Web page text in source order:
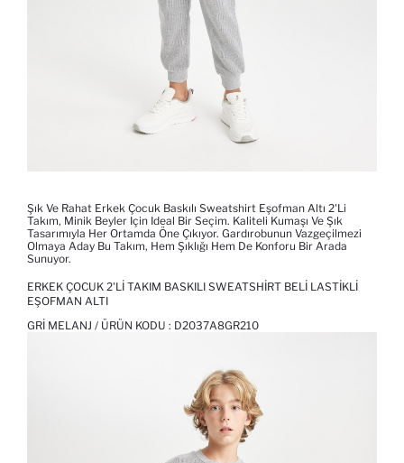
Şık Ve Rahat Erkek Çocuk Baskılı Sweatshirt Eşofman Altı 2'li
Takım, Minik Beyler Için Ideal Bir Seçim. Kaliteli Kumaşı Ve Şık
Tasarımıyla Her Ortamda Öne Çıkıyor. Gardırobunun Vazgeçilmezi
Olmaya Aday Bu Takım, Hem Şıklığı Hem De Konforu Bir Arada
Sunuyor.
ERKEK ÇOCUK 2'LI TAKIM BASKILI SWEATSHIRT BELI LASTIKLI
EŞOFMAN ALTI
GRI MELANJ / ÜRÜN KODU : D2037A8GR210